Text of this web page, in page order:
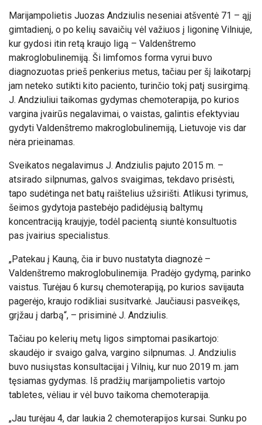
Marijampolietis Juozas Andziulis neseniai atšventė 71 – ąjį
gimtadienį, o po kelių savaičių vėl važiuos į ligoninę Vilniuje,
kur gydosi itin retą kraujo ligą – Valdenštremo
makroglobulinemiją. Ši limfomos forma vyrui buvo
diagnozuotas prieš penkerius metus, tačiau per šį laikotarpį
jam neteko sutikti kito paciento, turinčio tokį patį susirgimą.
J. Andziuliui taikomas gydymas chemoterapija, po kurios
vargina įvairūs negalavimai, o vaistas, galintis efektyviau
gydyti Valdenštremo makroglobulinemiją, Lietuvoje vis dar
nėra prieinamas.
Sveikatos negalavimus J. Andziulis pajuto 2015 m. –
atsirado silpnumas, galvos svaigimas, tekdavo prisėsti,
tapo sudėtinga net batų raištelius užsirišti. Atlikusi tyrimus,
šeimos gydytoja pastebėjo padidėjusią baltymų
koncentraciją kraujyje, todėl pacientą siuntė konsultuotis
pas įvairius specialistus.
„Patekau į Kauną, čia ir buvo nustatyta diagnozė –
Valdenštremo makroglobulinemija. Pradėjo gydymą, parinko
vaistus. Turėjau 6 kursų chemoterapiją, po kurios savijauta
pagerėjo, kraujo rodikliai susitvarkė. Jaučiausi pasveikęs,
grįžau į darbą“, – prisiminė J. Andziulis.
Tačiau po kelerių metų ligos simptomai pasikartojo:
skaudėjo ir svaigo galva, vargino silpnumas. J. Andziulis
buvo nusiųstas konsultacijai į Vilnių, kur nuo 2019 m. jam
tęsiamas gydymas. Iš pradžių marijampolietis vartojo
tabletes, vėliau ir vėl buvo taikoma chemoterapija.
„Jau turėjau 4, dar laukia 2 chemoterapijos kursai. Sunku po